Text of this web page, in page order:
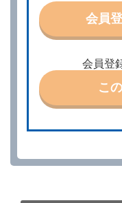
特に認める場合
うものとします
第３条（予約の変
借受人は、前条
ときは、あらか
いものとします。
第４条（予約の取
ができます。
を１時間以上経
会員
会員登
こ